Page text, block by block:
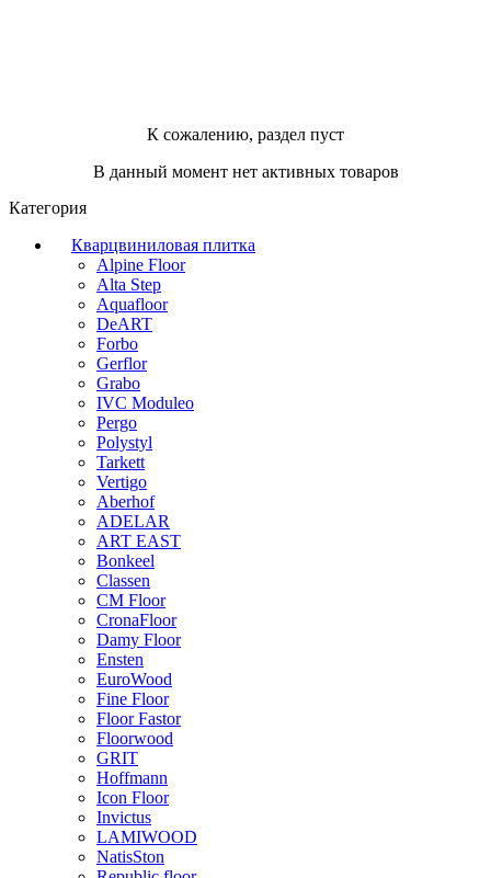
К сожалению, раздел пуст
В данный момент нет активных товаров
Категория
Кварцвиниловая плитка
Alpine Floor
Alta Step
Aquafloor
DeART
Forbo
Gerflor
Grabo
IVC Moduleo
Pergo
Polystyl
Tarkett
Vertigo
Aberhof
ADELAR
ART EAST
Bonkeel
Classen
CM Floor
CronaFloor
Damy Floor
Ensten
EuroWood
Fine Floor
Floor Fastor
Floorwood
GRIT
Hoffmann
Icon Floor
Invictus
LAMIWOOD
NatisSton